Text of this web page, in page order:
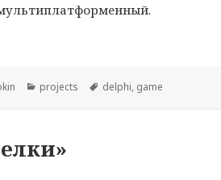
«Охота на лис»
Рубрики
projects Метки
delphi, game